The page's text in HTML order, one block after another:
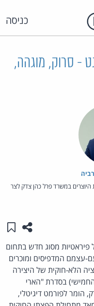
כניסה
- סרוק, מוגהה,
היוצרים במשרד פרל כהן צדק לצר
שתפו
פיראטיות מסוג חדש בתחום
עצמם המדפיסים ומוכרים
הלא-חוקית של היצירה
בסדרת "הארי
הומר לפורמט דיגיטלי,